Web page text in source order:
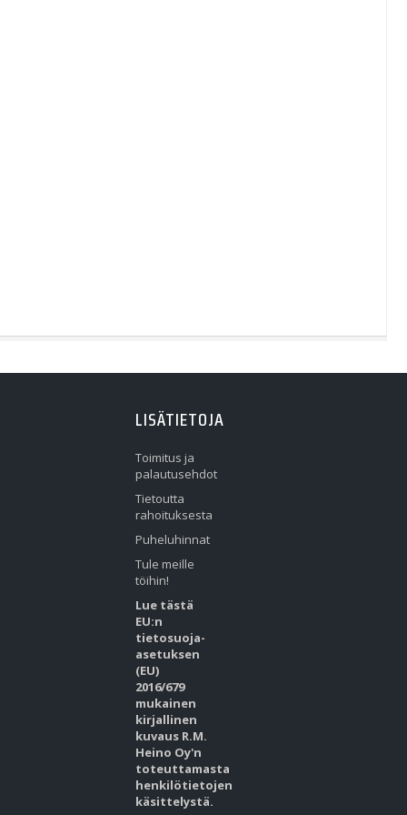
LISÄTIETOJA
Toimitus ja
palautusehdot
Tietoutta
rahoituksesta
Puheluhinnat
Tule meille
töihin!
Lue tästä
EU:n
tietosuoja-
asetuksen
(EU)
2016/679
mukainen
kirjallinen
kuvaus R.M.
Heino Oy'n
toteuttamasta
henkilötietojen
käsittelystä.